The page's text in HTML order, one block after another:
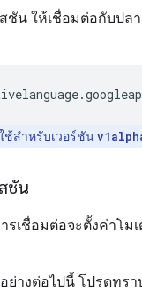
ชัน ให้เชื่อมต่อกับปลา
ช้สำหรับเวอร์ชัน
ชัน
เชื่อมต่อจะตั้งค่าโม
ย่างต่อไปนี้ โปรดทรา